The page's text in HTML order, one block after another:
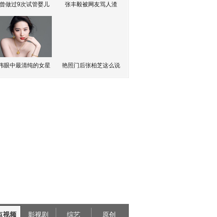
做过9次试管婴儿 张丰毅被网友骂人渣
眼中最清纯的女星 艳照门后张柏芝这么说
视频 影视剧 综艺 原创